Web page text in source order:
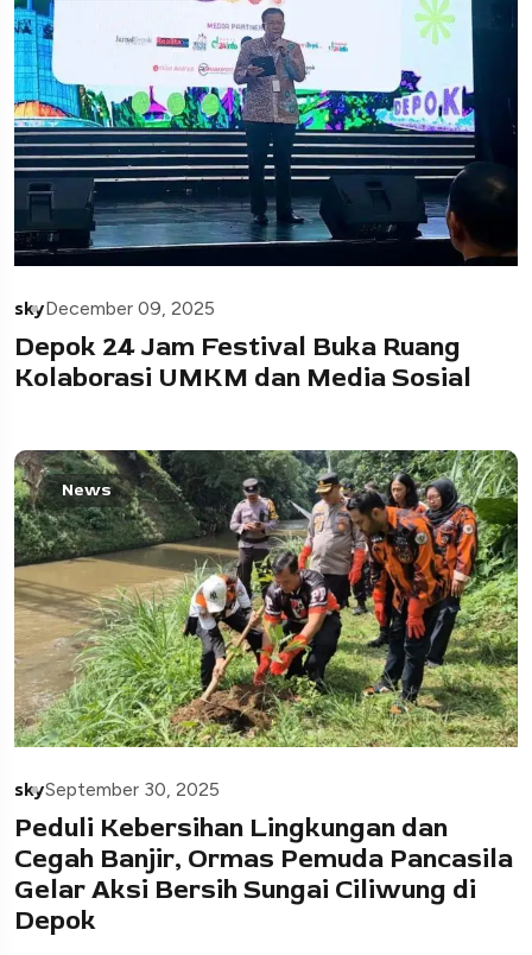
skyDecember 09, 2025
Depok 24 Jam Festival Buka Ruang
Kolaborasi UMKM dan Media Sosial
News
skySeptember 30, 2025
Peduli Kebersihan Lingkungan dan
Cegah Banjir, Ormas Pemuda Pancasila
Gelar Aksi Bersih Sungai Ciliwung di
Depok